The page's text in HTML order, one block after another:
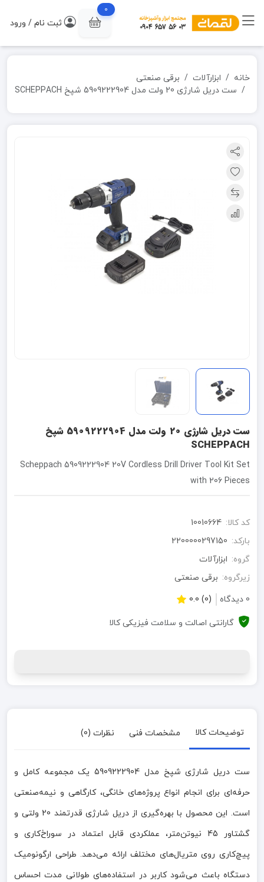
0
ثبت نام / ورود
خانه ابزارآلات
برقی صنعتی
ست دریل شارژی 20 ولت مدل 5909222904 شپخ SCHEPPACH
ست دریل شارژی 20 ولت مدل 5909222904 شپخ
SCHEPPACH
Scheppach 5909222904 20V Cordless Drill Driver Tool Kit Set
with 206 Pieces
کد کالا: 10010664
بارکد: 2200000297150
گروه: ابزارآلات
زیرگروه: برقی صنعتی
0 دیدگاه
(0) 0.0
گارانتی اصالت و سلامت فیزیکی کالا
توضیحات کالا مشخصات فنی نظرات (0)
ست دریل شارژی شپخ مدل 5909222904 یک مجموعه کامل و
حرفه‌ای برای انجام انواع پروژه‌های خانگی، کارگاهی و نیمه‌صنعتی
است. این محصول با بهره‌گیری از دریل شارژی قدرتمند 20 ولتی و
گشتاور 45 نیوتن‌متر، عملکردی قابل اعتماد در سوراخ‌کاری و
پیچ‌کاری روی متریال‌های مختلف ارائه می‌دهد. طراحی ارگونومیک
دستگاه باعث می‌شود کاربر در استفاده‌های طولانی مدت احساس